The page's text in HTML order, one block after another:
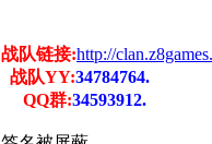
战队链接:http://
战队YY:34784764.
QQ群:34593912.